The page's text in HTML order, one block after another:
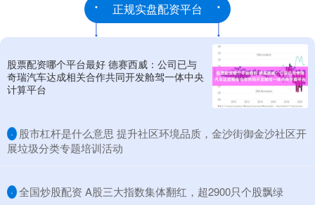
正规实盘配资平台
股票配资哪个平台最好 德赛西威：公司已与
奇瑞汽车达成相关合作共同开发舱驾一体中央
计算平台
· ​股市杠杆是什么意思 提升社区环境品质，金沙街御金沙社区开
展垃圾分类专题培训活动
· ​全国炒股配资 A股三大指数集体翻红，超2900只个股飘绿